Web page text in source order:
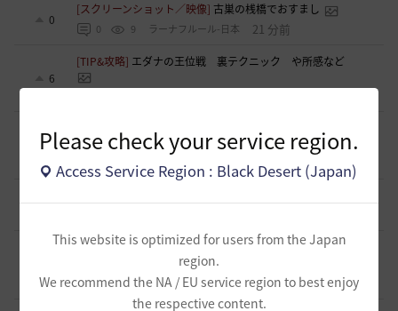
Please check your service region.
Access Service Region : Black Desert (Japan)
This website is optimized for users from the Japan
region.
We recommend the NA / EU service region to best enjoy
the respective content.
0
[スクリーンショット／映像] 古巣の桟橋でおすまし
0 9 ラーナフルール-日本 21 分前
6
[TIP&攻略] エダナの王位戦 裏テクニック や所感など
0
大募集！！
48 ハッピーエンド 2 時間前
1
[ギルド募集] Ermitageギルメン募集！やりたいことをやって
楽しくゲームライフ！
0 53 swordEX 4 時間前